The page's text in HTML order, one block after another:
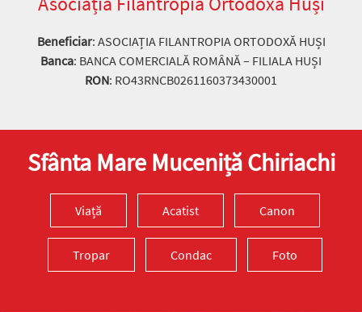
Beneficiar: ASOCIAȚIA FILANTROPIA ORTODOXĂ HUȘI
Banca: BANCA COMERCIALĂ ROMÂNĂ – FILIALA HUȘI
RON: RO43RNCB0261160373430001
Sfânta Mare Muceniță Chiriachi
Viață Acatist Canon
Tropar Condac Foto